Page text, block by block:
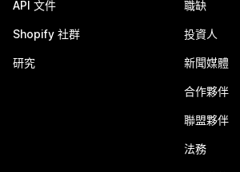
API 文件
Shopify 社群
研究
職缺
投資人
新聞媒體
合作夥伴
聯盟夥伴
法務